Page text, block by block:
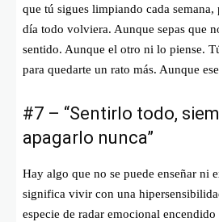
que tú sigues limpiando cada semana,
día todo volviera. Aunque sepas que
sentido. Aunque el otro ni lo piense.
para quedarte un rato más. Aunque
#7 – “Sentirlo todo,
apagarlo nunca”
Hay algo que no se puede enseñar ni
significa vivir con una
especie de radar emocional